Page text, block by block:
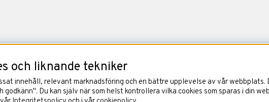
och liknande tekniker
innehåll, relevant marknadsföring och en bättre upplevelse av vår
Du kan själv när som helst kontrollera vilka cookies som sparas i din